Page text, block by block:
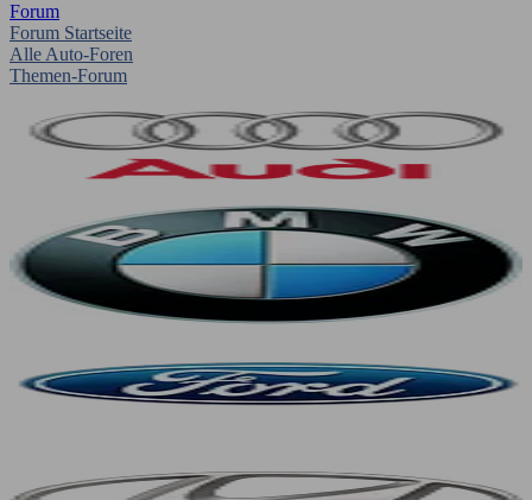
Forum
Forum Startseite
Alle Auto-Foren
Themen-Forum